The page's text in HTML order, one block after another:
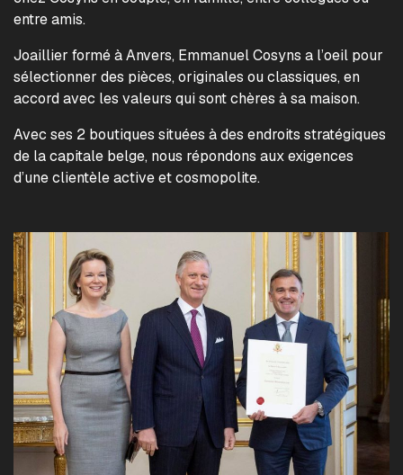
entre amis.
Joaillier formé à Anvers, Emmanuel Cosyns a l’oeil pour
sélectionner des pièces, originales ou classiques, en
accord avec les valeurs qui sont chères à sa maison.
Avec ses 2 boutiques situées à des endroits stratégiques
de la capitale belge, nous répondons aux exigences
d’une clientèle active et cosmopolite.